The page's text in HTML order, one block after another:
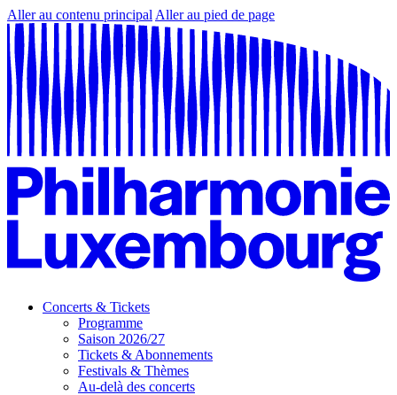
Aller au contenu principal Aller au pied de page
Concerts & Tickets
Programme
Saison 2026/27
Tickets & Abonnements
Festivals & Thèmes
Au-delà des concerts